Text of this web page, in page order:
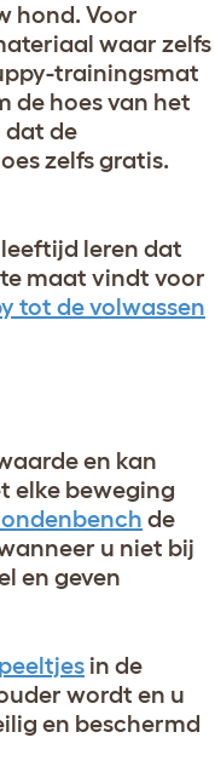
hond. Voor
waar zelfs
trainingsmat
de hoes van het
dat de
zelfs gratis.
leren dat
maat vindt voor
tot de volwassen
en kan
elke beweging
de
u niet bij
en geven
in de
wordt en u
en beschermd